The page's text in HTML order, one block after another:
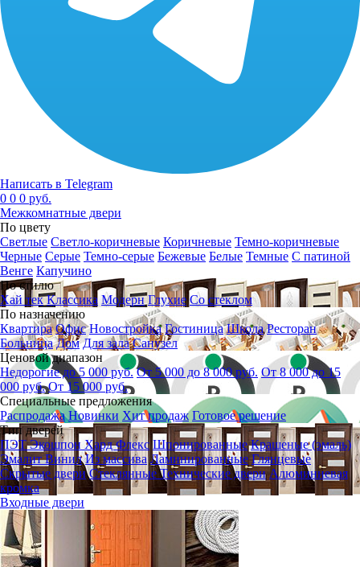
Написать в Telegram
0 0 0 руб.
Межкомнатные двери
По цвету
Светлые Светло-коричневые Коричневые Темно-коричневые
Черные Серые Темно-серые Бежевые Белые Темные С патиной
Венге Капучино
По стилю
Хай тек Классика Модерн Глухие Со стеклом
По назначению
Квартира Офис Новостройка Гостиница Школа Ресторан
Больница Дом Для зала Санузел
Ценовой диапазон
Недорогие до 5 000 руб. От 5 000 до 8 000 руб. От 8 000 до 15
000 руб. От 15 000 руб.
Специальные предложения
Распродажа Новинки Хит продаж Готовое решение
Тип дверей
ПЭТЭкошпон Хард Флекс Шпонированные Крашеные (эмаль)
ЭмалитВинил Из массива Ламинированные Глянцевые
Скрытые двери СтеклянныеТехнические двери Алюминиевая
кромка
Входные двери